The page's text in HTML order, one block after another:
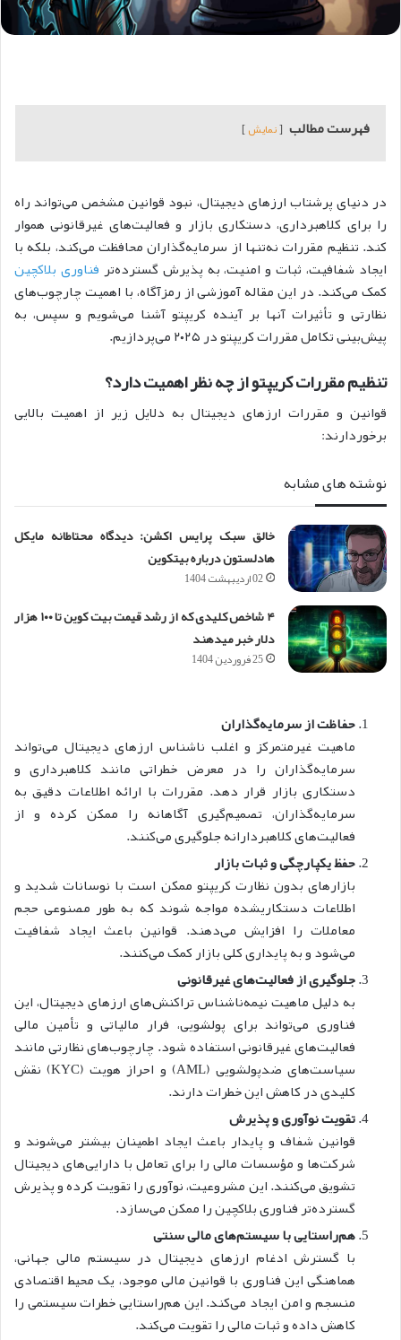
فهرست مطالب نمایش
در دنیای پرشتاب ارزهای دیجیتال، نبود قوانین مشخص می‌تواند راه
را برای کلاهبرداری، دستکاری بازار و فعالیت‌های غیرقانونی هموار
کند. تنظیم مقررات نه‌تنها از سرمایه‌گذاران محافظت می‌کند، بلکه با
ایجاد شفافیت، ثبات و امنیت، به پذیرش گسترده‌تر فناوری بلاکچین
کمک می‌کند. در این مقاله آموزشی از رمزآگاه، با اهمیت چارچوب‌های
نظارتی و تأثیرات آنها بر آینده کریپتو آشنا می‌شویم و سپس، به
پیش‌بینی تکامل مقررات کر‌یپتو در ۲۰۲۵ می‌پردازیم.
تنظیم مقررات کریپتو از چه نظر اهمیت دارد؟
قوانین و مقررات ارز‌‌های دیجیتال به دلایل زیر از اهمیت بالایی
برخوردارند:
نوشته های مشابه
خالق سبک پرایس اکشن: دیدگاه محتاطانه مایکل
هادلستون درباره بیتکوین
02 اردیبهشت 1404
۴ شاخص کلیدی که از رشد قیمت بیت کوین تا ۱۰۰ هزار
دلار خبر می‎دهند
25 فروردین 1404
حفاظت از سرمایه‌گذاران
ماهیت غیرمتمرکز و اغلب ناشناس ارز‌‌های دیجیتال می‌تواند
سرمایه‌گذاران را در معرض خطراتی مانند کلاهبرداری و
دستکاری بازار قرار دهد. مقررات با ارائه اطلاعات دقیق به
سرمایه‌گذاران، تصمیم‌گیری آگاهانه را ممکن کرده و از
فعالیت‌های کلاهبردارانه جلوگیری می‌کنند.
حفظ یکپارچگی و ثبات بازار
بازارهای بدون نظارت کریپتو ممکن است با نوسانات شدید و
اطلاعات دستکاری‎شده مواجه شوند که به طور مصنوعی حجم
معاملات را افزایش می‌دهند. قوانین باعث ایجاد شفافیت
می‌شود و به پایداری کلی بازار کمک می‌کنند.
جلوگیری از فعالیت‌های غیرقانونی
به دلیل ماهیت نیمه‌ناشناس تراکنش‌های ارز‌‌های دیجیتال، این
فناوری می‌تواند برای پولشویی، فرار مالیاتی و تأمین مالی
فعالیت‌های غیرقانونی استفاده شود. چارچوب‌های نظارتی مانند
سیاست‌های ضدپولشویی (AML) و احراز هویت (KYC) نقش
کلیدی در کاهش این خطرات دارند.
تقویت نوآوری و پذیرش
قوانین شفاف و پایدار باعث ایجاد اطمینان بیشتر می‌شوند و
شرکت‌ها و مؤسسات مالی را برای تعامل با دارایی‌های دیجیتال
تشویق می‌کنند. این مشروعیت، نوآوری را تقویت کرده و پذیرش
گسترده‌تر فناوری بلاکچین را ممکن می‌سازد.
هم‌راستایی با سیستم‌های مالی سنتی
با گسترش ادغام ارز‌‌های دیجیتال در سیستم مالی جهانی،
هماهنگی این فناوری با قوانین مالی موجود، یک محیط اقتصادی
منسجم و امن ایجاد می‌کند. این هم‌راستایی خطرات سیستمی را
کاهش داده و ثبات مالی را تقویت می‌کند.